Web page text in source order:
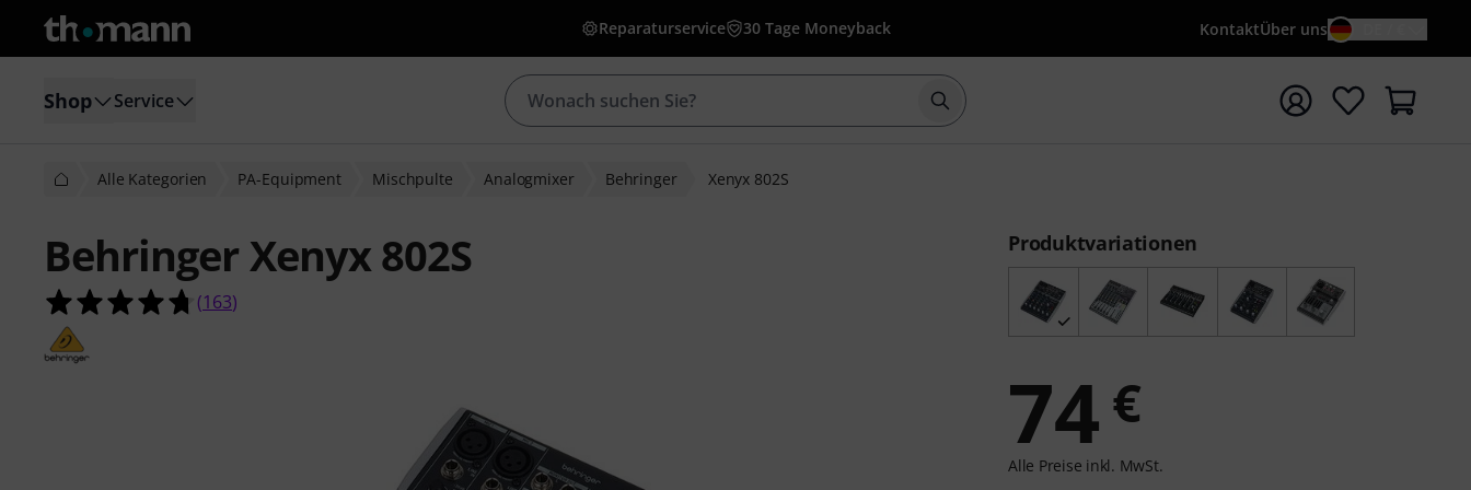
Reparaturservice 30 Tage Moneyback KontaktÜber uns
Shop Service Suche mit Suchwort {searchTerm} starten
Alle Kategorien PA-Equipment Mischpulte Analogmixer Behringer Xenyx 802S
Behringer Xenyx 802S
4.7 von 5 Sternen aus 163 Kundenbewertungen
(163)
Produktvariationen
74 €
Alle Preise inkl. MwSt.